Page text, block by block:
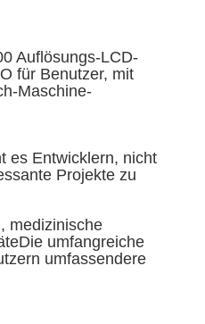
Auflösungs-LCD-
für Benutzer, mit
Maschine-
es Entwicklern, nicht
Projekte zu
medizinische
umfangreiche
umfassendere